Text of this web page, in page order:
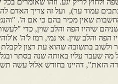
ולחוץ לריק יגע. וזהו שאומרים בכל
עמוד ער), ועל זה צריך האדם
שאין מכיר בהם כי אם ה'.
שיהיו הפה והלב שוין, כדי
והלב שוין. אי נמי, רמז ל'ה'
ולשוב בתשובה שהוא עת רצון
מה שעבר עליו באותה שנה בסתר
הזאת", דהיינו בחודש אלול עשה